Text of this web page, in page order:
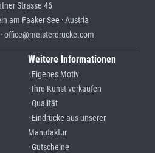
Strasse 46
am Faaker See · Austria
office@meisterdrucke.com
Weitere Informationen
· Eigenes Motiv
· Ihre Kunst verkaufen
· Qualität
· Eindrücke aus unserer
Manufaktur
· Gutscheine